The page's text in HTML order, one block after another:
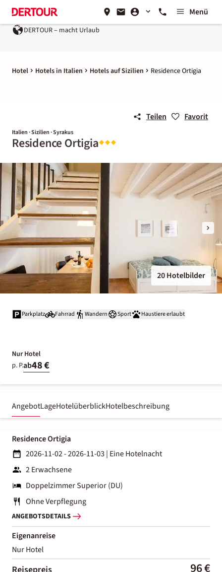
Menü
DERTOUR – macht Urlaub
Hotel Hotels in Italien Hotels auf Sizilien Residence Ortigia
Teilen Favorit
Italien · Sizilien · Syrakus
Residence Ortigia
20 Hotelbilder
Parkplatz Fahrrad Wandern Sport Haustiere erlaubt
Nur Hotel
p. P.ab48 €
AngebotLageHotelüberblickHotelbeschreibung
Residence Ortigia
2026-11-02 - 2026-11-03 | Eine Hotelnacht
2 Erwachsene
Doppelzimmer Superior (DU)
Ohne Verpflegung
ANGEBOTSDETAILS
Eigenanreise
Nur Hotel
96 €